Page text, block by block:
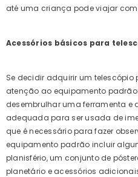
até uma criança pode viajar
Acessórios básicos para
Se decidir adquirir um telescópio
atenção ao equipamento
desembrulhar uma ferramenta e
adequada para ser usada de
que é necessário para fazer
equipamento padrão incluir
planisfério, um conjunto de
planetário e acessórios